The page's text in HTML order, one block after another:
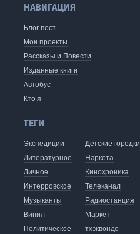
НАВИГАЦИЯ
Блог пост
Мои проекты
Рассказы и Повести
Изданные книги
Автобус
Кто я
ТЕГИ
Экспедиции
Литературное
Личное
Интерровское
Музыканты
Винил
Политическое
Детские городки
Наркота
Кинохроника
Телеканал
Радиостанция
Маркет
тхэквондо